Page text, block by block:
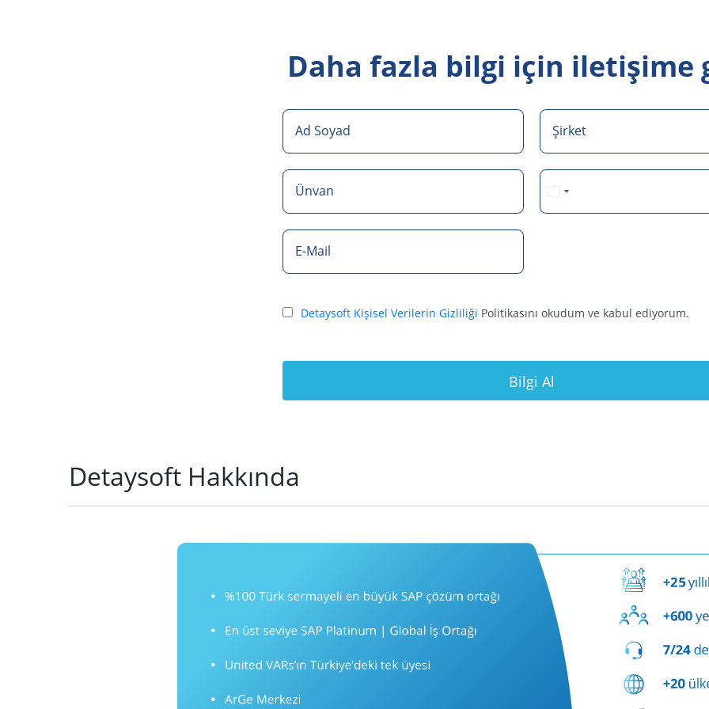
Daha fazla bilgi için iletişime
Ad Soyad Şirket
Ünvan
E-Mail
Detaysoft Kişisel Verilerin Gizliliği Politikasını okudum ve kabul ediyorum.
Detaysoft Hakkında